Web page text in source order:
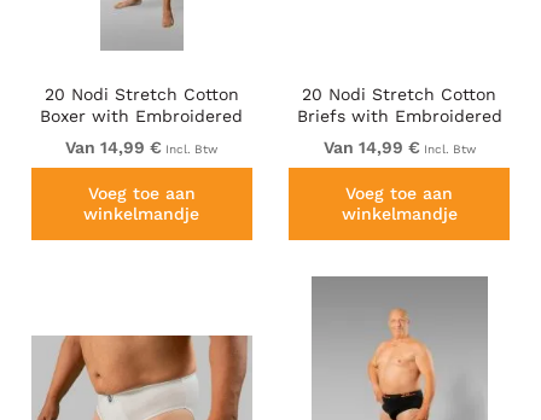
20 Nodi Stretch Cotton
Boxer with Embroidered
Long Leg Grey
Van 14,99 € Incl. Btw
Voeg toe aan
winkelmandje
20 Nodi Stretch Cotton
Briefs with Embroidered
Side Label Black
Van 14,99 € Incl. Btw
Voeg toe aan
winkelmandje